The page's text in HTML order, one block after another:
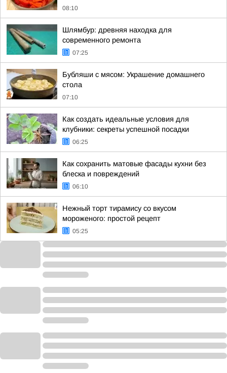
08:10
Шлямбур: древняя находка для
современного ремонта
07:25
Бубляши с мясом: Украшение домашнего
стола
07:10
Как создать идеальные условия для
клубники: секреты успешной посадки
06:25
Как сохранить матовые фасады кухни без
блеска и повреждений
06:10
Нежный торт тирамису со вкусом
мороженого: простой рецепт
05:25